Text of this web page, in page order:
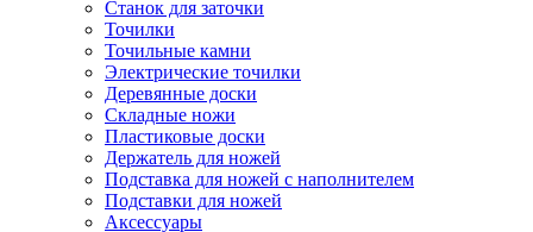
Станок для заточки
Точилки
Точильные камни
Электрические точилки
Деревянные доски
Складные ножи
Пластиковые доски
Держатель для ножей
Подставка для ножей с наполнителем
Подставки для ножей
Аксессуары